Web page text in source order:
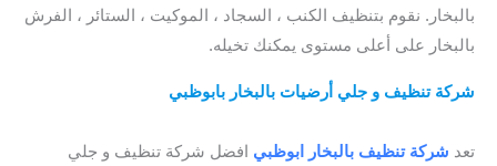
بالبخار. نقوم بتنظيف الكنب ، السجاد ، الموكيت ، الستائر ، الفرش
بالبخار على أعلى مستوى يمكنك تخيله.
شركة تنظيف و جلي أرضيات بالبخار بابوظبي
تعد شركة تنظيف بالبخار ابوظبي افضل شركة تنظيف و جلي